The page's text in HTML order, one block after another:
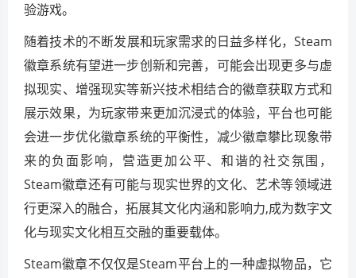
验游戏。
随着技术的不断发展和玩家需求的日益多样化，Steam
徽章系统有望进一步创新和完善，可能会出现更多与虚
拟现实、增强现实等新兴技术相结合的徽章获取方式和
展示效果，为玩家带来更加沉浸式的体验，平台也可能
会进一步优化徽章系统的平衡性，减少徽章攀比现象带
来的负面影响，营造更加公平、和谐的社交氛围，
Steam徽章还有可能与现实世界的文化、艺术等领域进
行更深入的融合，拓展其文化内涵和影响力,成为数字文
化与现实文化相互交融的重要载体。
Steam徽章不仅仅是Steam平台上的一种虚拟物品，它